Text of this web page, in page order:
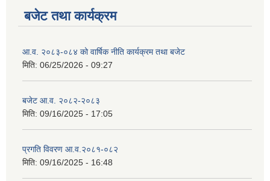
बजेट तथा कार्यक्रम
आ.व. २०८३-०८४ को वार्षिक नीति कार्यक्रम तथा बजेट
मिति: 06/25/2026 - 09:27
बजेट आ.व. २०८२-२०८३
मिति: 09/16/2025 - 17:05
प्रगति विवरण आ.व.२०८१-०८२
मिति: 09/16/2025 - 16:48